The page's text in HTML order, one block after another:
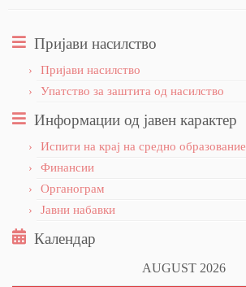
Пријави насилство
Пријави насилство
Упатство за заштита од насилство
Информации од јавен карактер
Испити на крај на средно образование
Финансии
Органограм
Јавни набавки
Календар
AUGUST 2026